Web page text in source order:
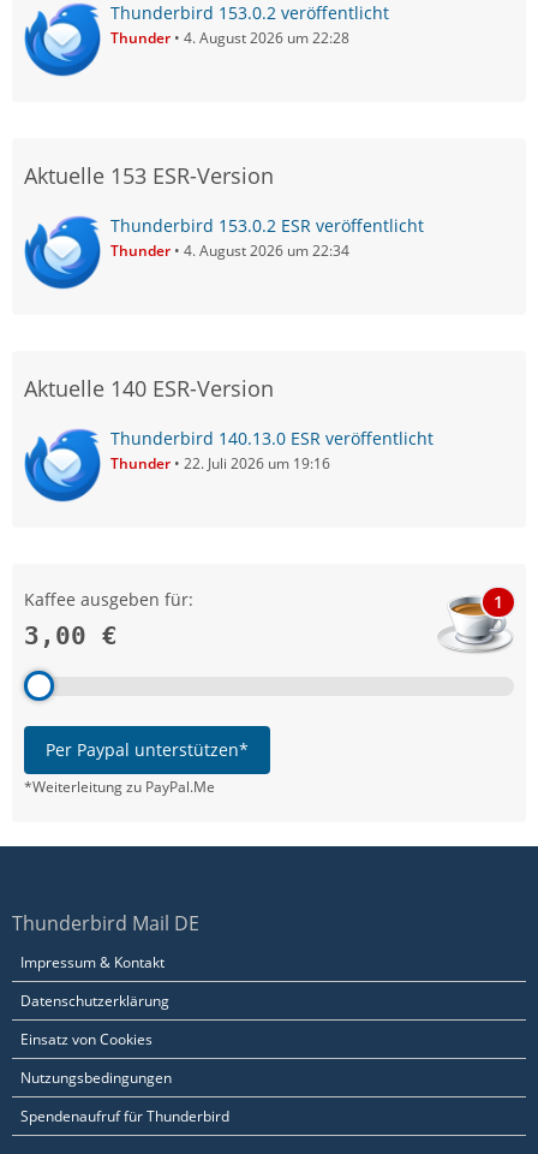
Thunderbird 153.0.2 veröffentlicht
Thunder 4. August 2026 um 22:28
Aktuelle 153 ESR-Version
Thunderbird 153.0.2 ESR veröffentlicht
Thunder 4. August 2026 um 22:34
Aktuelle 140 ESR-Version
Thunderbird 140.13.0 ESR veröffentlicht
Thunder 22. Juli 2026 um 19:16
Kaffee ausgeben für:
3,00 €
1
Per Paypal unterstützen*
*Weiterleitung zu PayPal.Me
Thunderbird Mail DE
Impressum & Kontakt
Datenschutzerklärung
Einsatz von Cookies
Nutzungsbedingungen
Spendenaufruf für Thunderbird